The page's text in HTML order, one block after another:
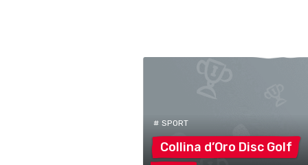
# SPORT
Collina d’Oro Disc Golf